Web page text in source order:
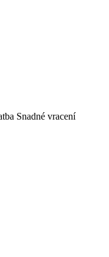
Snadné vracení